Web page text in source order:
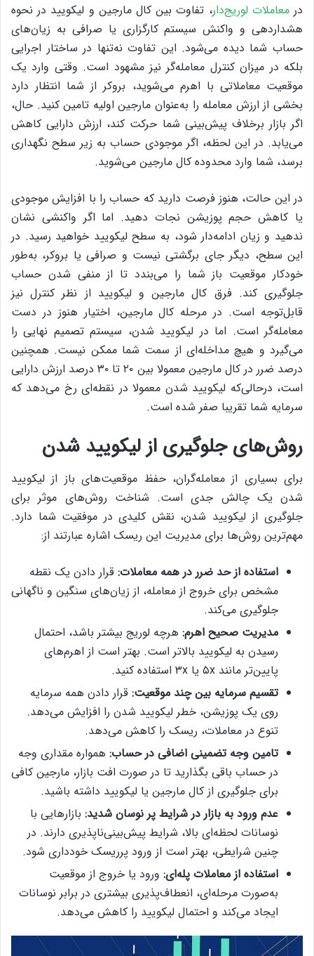
درمعاملات لوریج‌دار، تفاوت بین کال مارجین و لیکویید در نحوه
هشداردهی و واکنش سیستم کارگزاری یا صرافی به زیان‌های
حساب شما دیده می‌شود. این تفاوت نه‌تنها در ساختار اجرایی
بلکه در میزان کنترل معامله‌گر نیز مشهود است. وقتی وارد یک
موقعیت معاملاتی با اهرم می‌شوید، بروکر از شما انتظار دارد
بخشی از ارزش معامله را به‌عنوان مارجین اولیه تامین کنید. حال،
اگر بازار برخلاف پیش‌بینی شما حرکت کند، ارزش دارایی کاهش
می‌یابد. در این لحظه، اگر موجودی حساب به زیر سطح نگهداری
برسد، شما وارد محدوده کال مارجین می‌شوید.
در این حالت، هنوز فرصت دارید که حساب را با افزایش موجودی
یا کاهش حجم پوزیشن نجات دهید. اما اگر واکنشی نشان
ندهید و زیان ادامه‌دار شود، به سطح لیکویید خواهید رسید. در
این سطح، دیگر جای برگشتی نیست و صرافی یا بروکر، به‌طور
خودکار موقعیت باز شما را می‌بندد تا از منفی شدن حساب
جلوگیری کند.فرق کال مارجین و لیکویید از نظر کنترل نیز
قابل‌توجه است. در مرحله کال مارجین، اختیار هنوز در دست
معامله‌گر است. اما در لیکویید شدن، سیستم تصمیم نهایی را
می‌گیرد و هیچ مداخله‌ای از سمت شما ممکن نیست. همچنین
درصد ضرر در کال مارجین معمولا بین ۲۰ تا ۳۰ درصد ارزش دارایی
است، درحالی‌که لیکویید شدن معمولا در نقطه‌ای رخ می‌دهد که
سرمایه شما تقریبا صفر شده است.
روش‌های جلوگیری از لیکویید شدن
برای بسیاری از معامله‌گران، حفظ موقعیت‌های باز از لیکویید
شدن یک چالش جدی است. شناخت روش‌های موثر برای
جلوگیری از لیکویید شدن، نقش کلیدی در موفقیت شما دارد.
مهم‌ترین روش‌ها برای مدیریت این ریسک اشاره عبارتند از:
استفاده از حد ضرر در همه معاملات: قرار دادن یک نقطه
مشخص برای خروج از معامله، از زیان‌های سنگین و ناگهانی
جلوگیری می‌کند.
مدیریت صحیح اهرم: هرچه لوریج بیشتر باشد، احتمال
رسیدن به لیکویید بالاتر است. بهتر است از اهرم‌های
پایین‌تر مانند ۵x یا ۳x استفاده کنید.
تقسیم سرمایه بین چند موقعیت: قرار دادن همه سرمایه
روی یک پوزیشن، خطر لیکویید شدن را افزایش می‌دهد.
تنوع در معاملات، ریسک را کاهش می‌دهد.
تامین وجه تضمینی اضافی در حساب: همواره مقداری وجه
در حساب باقی بگذارید تا در صورت افت بازار، مارجین کافی
برای جلوگیری از کال مارجین یا لیکویید داشته باشید.
عدم ورود به بازار در شرایط پر نوسان شدید: بازارهایی با
نوسانات لحظه‌ای بالا، شرایط پیش‌بینی‌ناپذیری دارند. در
چنین شرایطی، بهتر است از ورود پرریسک خودداری شود.
استفاده از معاملات پله‌ای: ورود یا خروج از موقعیت
به‌صورت مرحله‌ای، انعطاف‌پذیری بیشتری در برابر نوسانات
ایجاد می‌کند و احتمال لیکویید را کاهش می‌دهد.